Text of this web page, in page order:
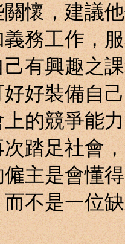
懷，建議
務工作，
有興趣之
好裝備自
的競爭能
踏足社會
主是會懂
不是一位